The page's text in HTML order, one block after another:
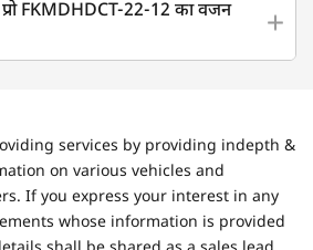
FKMDHDCT-22-12 का वजन
services by providing indepth &
on various vehicles and
If you express your interest in any
whose information is provided